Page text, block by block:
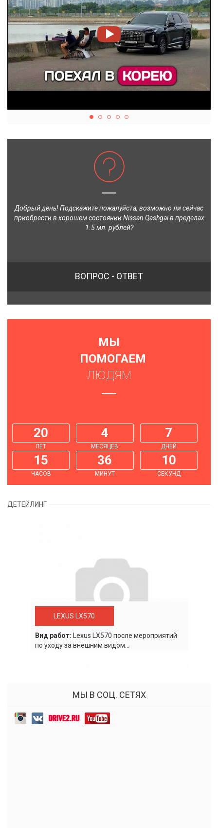
Добрый день! Подскажите пожалуйста, возможно ли сейчас
приобрести в хорошем состоянии Nissan Qashgai в пределах
1.5 мл. рублей?
ВОПРОС - ОТВЕТ
МЫ
ПОМОГАЕМ
ЛЮДЯМ
20
ЛЕТ
4
МЕСЯЦЕВ
7
ДНЕЙ
15
ЧАСОВ
36
МИНУТ
11
СЕКУНД
ДЕТЕЙЛИНГ
LEXUS LX570
Вид работ: Lexus LХ570 после мероприятий
по уходу за внешним видом...
МЫ В СОЦ. СЕТЯХ